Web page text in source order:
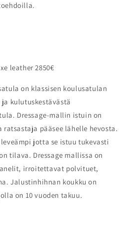
leather 2850€
on klassisen koulusatulan
kulutuskestävästä
Dressage-mallin istuin on
pääsee lähelle hevosta.
jotta se istuu tukevasti
tilava. Dressage mallissa on
irroitettavat polvituet,
Jalustinhihnan koukku on
on 10 vuoden takuu.